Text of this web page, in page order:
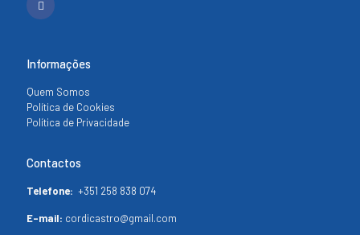
Informações
Quem Somos
Política de Cookies
Política de Privacidade
Contactos
Telefone: +351 258 838 074
E-mail: cordicastro@gmail.com